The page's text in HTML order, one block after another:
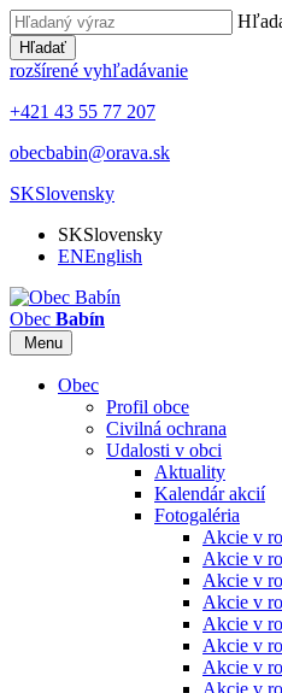
Hľadať
rozšírené vyhľadávanie
+421 43 55 77 207
obecbabin@orava.sk
SKSlovensky
SKSlovensky
ENEnglish
Obec Babín
Menu
Obec
Profil obce
Civilná ochrana
Udalosti v obci
Aktuality
Kalendár akcií
Fotogaléria
Akcie v
Akcie v
Akcie v
Akcie v
Akcie v
Akcie v
Akcie v
Akcie v